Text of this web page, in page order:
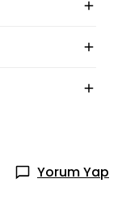
Yorum Yap